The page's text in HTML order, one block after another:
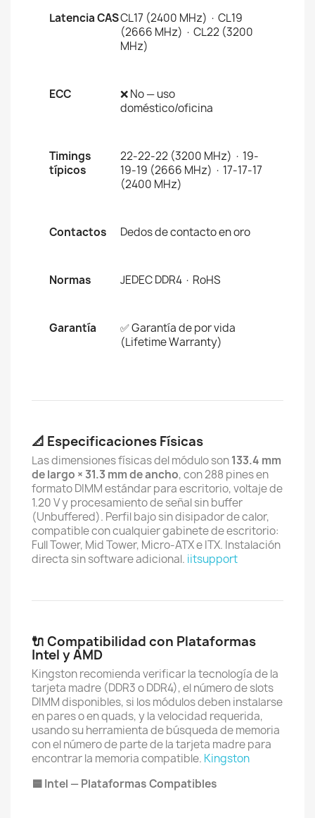
Latencia CASCL17 (2400 MHz) · CL19
(2666 MHz) · CL22 (3200
MHz)
ECC
❌ No — uso
doméstico/oficina
Timings
típicos
22-22-22 (3200 MHz) · 19-
19-19 (2666 MHz) · 17-17-17
(2400 MHz)
Contactos Dedos de contacto en oro
Normas JEDEC DDR4 · RoHS
Garantía
✅ Garantía de por vida
(Lifetime Warranty)
📐 Especificaciones Físicas
Las dimensiones físicas del módulo son133.4 mm
de largo × 31.3 mm de ancho, con 288 pines en
formato DIMM estándar para escritorio, voltaje de
1.20 V y procesamiento de señal sin buffer
(Unbuffered). Perfil bajo sin disipador de calor,
compatible con cualquier gabinete de escritorio:
Full Tower, Mid Tower, Micro-ATX e ITX. Instalación
directa sin software adicional. iitsupport
🔌 Compatibilidad con Plataformas
Intel y AMD
Kingston recomienda verificar la tecnología de la
tarjeta madre (DDR3 o DDR4), el número de slots
DIMM disponibles, si los módulos deben instalarse
en pares o en quads, y la velocidad requerida,
usando su herramienta de búsqueda de memoria
con el número de parte de la tarjeta madre para
encontrar la memoria compatible. Kingston
🟦 Intel — Plataformas Compatibles